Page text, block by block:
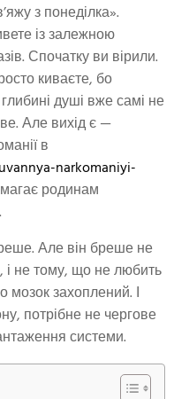
з понеділка».
із залежною
Спочатку ви вірили.
киваєте, бо
душі вже самі не
Але вихід є —
в
narkomaniyi-
родинам
Але він бреше не
не тому, що не любить
захоплений. І
потрібне не чергове
системи.